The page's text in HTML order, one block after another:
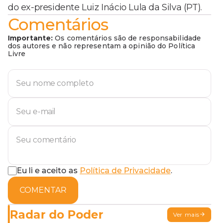
do ex-presidente Luiz Inácio Lula da Silva (PT).
Comentários
Importante: Os comentários são de responsabilidade
dos autores e não representam a opinião do Política
Livre
Eu li e aceito as Política de Privacidade.
COMENTAR
Radar do Poder Ver mais